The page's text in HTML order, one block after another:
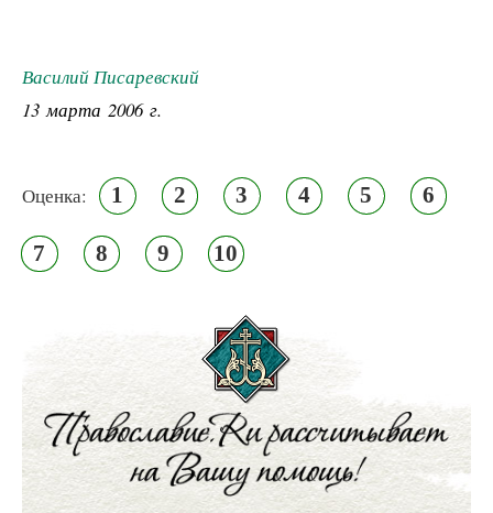
Василий Писаревский
13 марта 2006 г.
Оценка: 1 2 3 4 5 6
7 8 9 10